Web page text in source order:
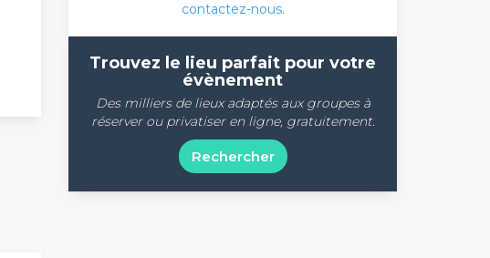
contactez-nous.
Trouvez le lieu parfait pour votre
évènement
Des milliers de lieux adaptés aux groupes à
réserver ou privatiser en ligne, gratuitement.
Rechercher